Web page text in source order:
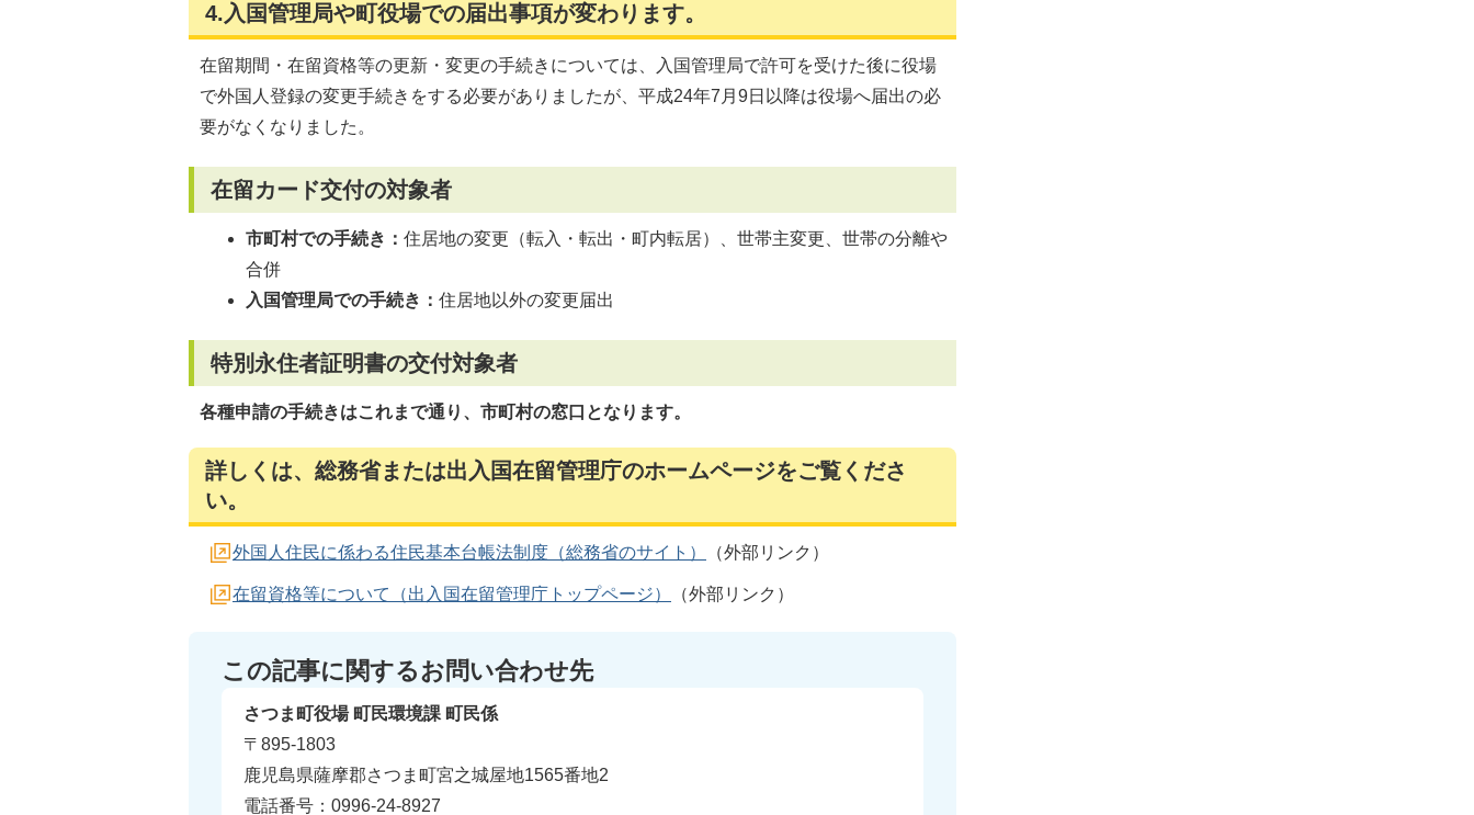
4.入国管理局や町役場での届出事項が変わります。
在留期間・在留資格等の更新・変更の手続きについては、入国管理局で許可を受けた後に役場
で外国人登録の変更手続きをする必要がありましたが、平成24年7月9日以降は役場へ届出の必
要がなくなりました。
在留カード交付の対象者
市町村での手続き：住居地の変更（転入・転出・町内転居）、世帯主変更、世帯の分離や
合併
入国管理局での手続き：住居地以外の変更届出
特別永住者証明書の交付対象者
各種申請の手続きはこれまで通り、市町村の窓口となります。
詳しくは、総務省または出入国在留管理庁のホームページをご覧くださ
い。
外国人住民に係わる住民基本台帳法制度（総務省のサイト） （外部リンク）
在留資格等について（出入国在留管理庁トップページ） （外部リンク）
この記事に関するお問い合わせ先
さつま町役場 町民環境課 町民係
〒895-1803
鹿児島県薩摩郡さつま町宮之城屋地1565番地2
電話番号：0996-24-8927